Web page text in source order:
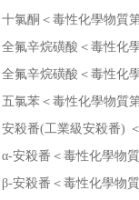
十氯酮＜毒性化學物質
全氟辛烷磺酸＜毒性化
全氟辛烷磺酸＜毒性化
五氯苯＜毒性化學物質
安殺番(工業級安殺番)
α-安殺番＜毒性化學物
β-安殺番＜毒性化學物